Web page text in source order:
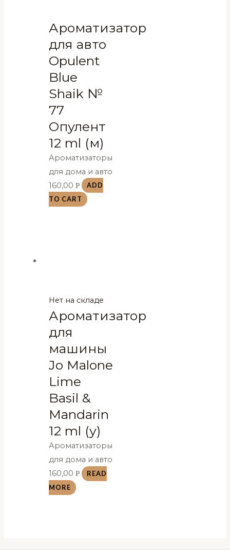
Ароматизатор
для авто
Opulent
Blue
Shaik №
77
Опулент
12 ml (м)
Ароматизаторы
для дома и авто
160,00Р
ADD
TO CART
Нет на складе
Ароматизатор
для
машины
Jo Malone
Lime
Basil &
Mandarin
12 ml (у)
Ароматизаторы
для дома и авто
160,00Р
READ
MORE